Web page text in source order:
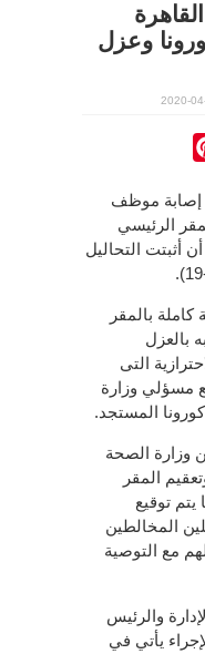
وعزل
إصابة موظف
الرئيسي
أثبتت التحاليل
بالمقر
بالعزل
التى
مسؤلي وزارة
المستجد.
وزارة الصحة
المقر
توقيع
المخالطين
مع التوصية
والرئيس
يأتي في